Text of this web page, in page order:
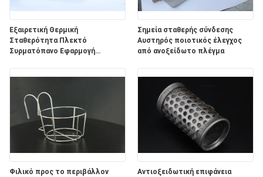
Εξαιρετική Θερμική
Σταθερότητα Πλεκτό
Συρματόπανο Εφαρμογή
Σημεία σταθερής σύνδεσης
Αυστηρός ποιοτικός έλεγχος
από ανοξείδωτο πλέγμα
Φιλικό προς το περιβάλλον
Αντιοξειδωτική επιφάνεια